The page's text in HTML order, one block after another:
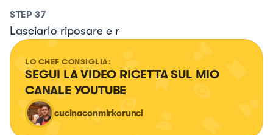
STEP 37
Lasciarlo riposare e r
LO CHEF CONSIGLIA:
SEGUI LA VIDEO RICETTA SUL MIO
CANALE YOUTUBE
cucinaconmirkorunci